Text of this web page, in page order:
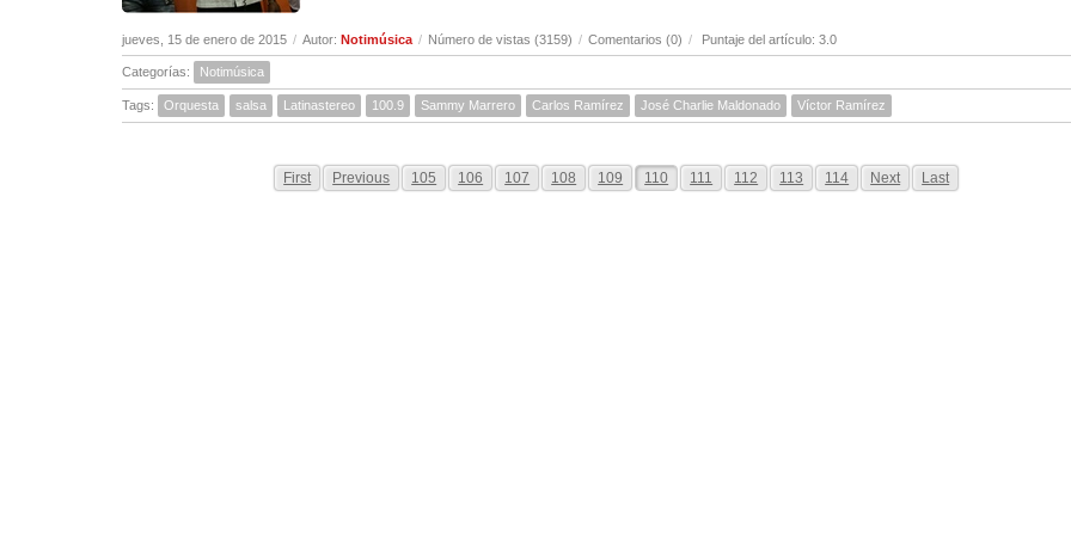
jueves, 15 de enero de 2015 / Autor: Notimúsica / Número de vistas (3159) / Comentarios (0) / Puntaje del artículo: 3.0
Categorías: Notimúsica
Tags: Orquesta salsa Latinastereo 100.9 Sammy Marrero Carlos Ramírez José Charlie Maldonado Víctor Ramírez
First Previous 105 106 107 108 109 110 111 112 113 114 Next Last